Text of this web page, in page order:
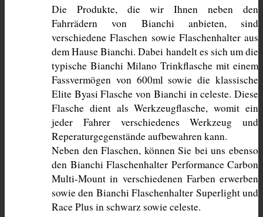
Die Produkte, die wir Ihnen neben den
Fahrrädern von Bianchi anbieten, sind
verschiedene Flaschen sowie Flaschenhalter aus
dem Hause Bianchi. Dabei handelt es sich um die
typische Bianchi Milano Trinkflasche mit einem
Fassvermögen von 600ml sowie die klassische
Elite Byasi Flasche von Bianchi in celeste. Diese
Flasche dient als Werkzeugflasche, womit ein
jeder Fahrer verschiedenes Werkzeug und
Reperaturgegenstände aufbewahren kann.
Neben den Flaschen, können Sie bei uns ebenso
den Bianchi Flaschenhalter Performance Carbon
Multi-Mount in verschiedenen Farben erwerben
sowie den Bianchi Flaschenhalter Superlight und
Race Plus in schwarz sowie celeste.